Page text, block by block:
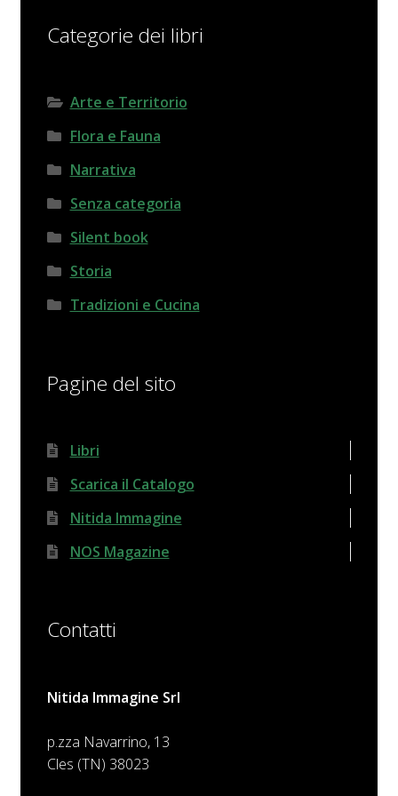
Categorie dei libri
Arte e Territorio
Flora e Fauna
Narrativa
Senza categoria
Silent book
Storia
Tradizioni e Cucina
Pagine del sito
Libri
Scarica il Catalogo
Nitida Immagine
NOS Magazine
Contatti
Nitida Immagine Srl
p.zza Navarrino, 13
Cles (TN) 38023